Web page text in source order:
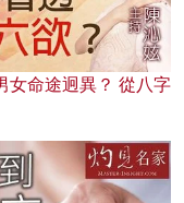
女命途迥異？ 從八字